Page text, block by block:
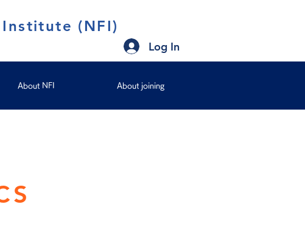
(NFI)
Log In
About NFI About joining